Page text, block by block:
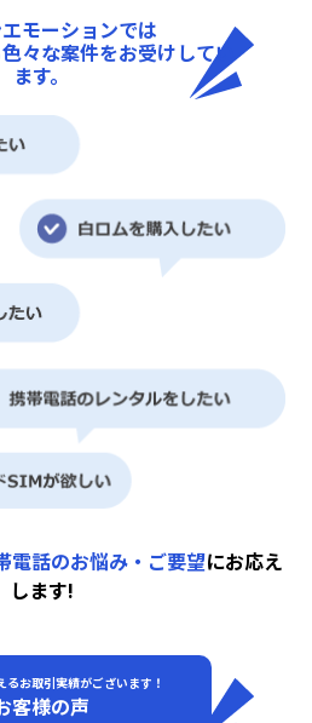
モーションでは
々な案件をお受けしてい
ます。
電話のお悩み・ご要望にお応え
します!
お取引実績がございます！
客様の声